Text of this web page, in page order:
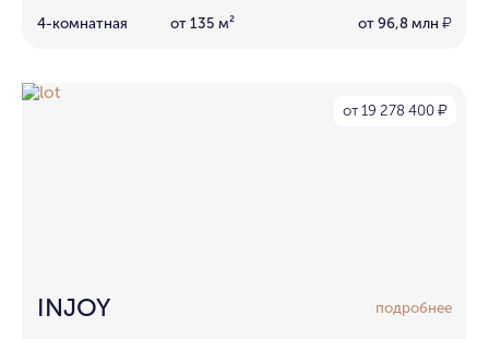
4-комнатная от 135 м² от 96,8 млн ₽
от 19 278 400 ₽
INJOY подробнее